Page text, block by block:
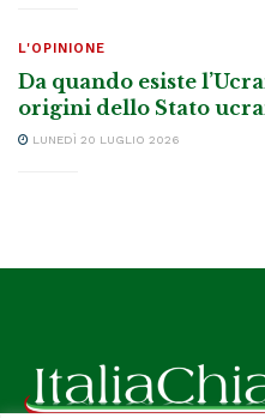
L'OPINIONE
Da quando esiste
origini dello Stato
LUNEDÌ 20 LUGLIO 2026